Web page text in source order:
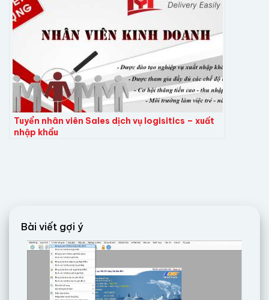
Tuyển nhân viên Sales dịch vụ logisitics – xuất
nhập khẩu
Bài viết gợi ý